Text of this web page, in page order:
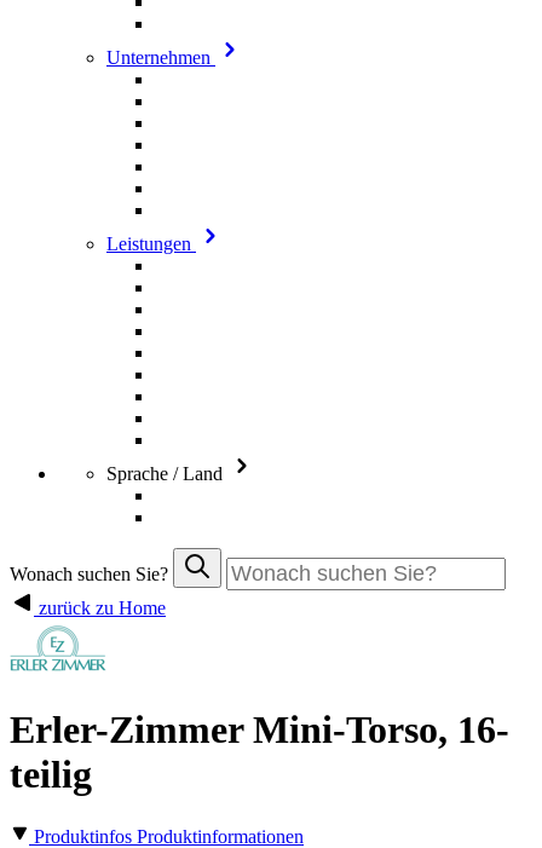
Unternehmen
Leistungen
Sprache / Land
Wonach suchen Sie?
zurück zu Home
Erler-Zimmer Mini-Torso, 16-
teilig
Produktinfos Produktinformationen